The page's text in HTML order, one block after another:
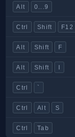
Alt 0...9
Ctrl Shift F12
Alt Shift F
Alt Shift I
Ctrl `
Ctrl Alt S
Ctrl Tab